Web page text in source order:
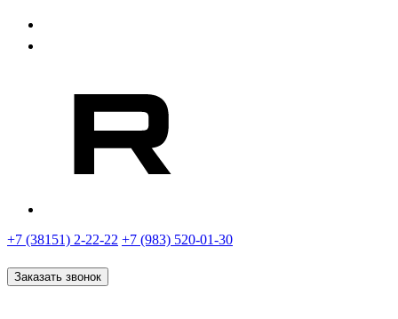
+7 (38151) 2-22-22 +7 (983) 520-01-30
Заказать звонок